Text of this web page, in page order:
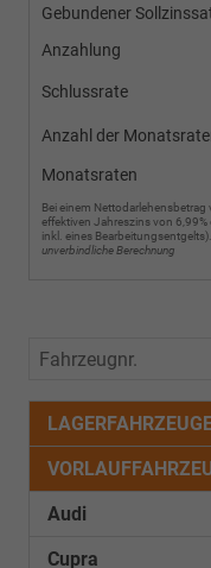
Gebundener
Anzahlung
Schlussrate
Anzahl der
Monatsraten
Bei einem Nettodarlehensbetrag
effektiven Jahreszins von
inkl. eines Bearbeitungsentgelts).
unverbindliche Berechnung
Fahrzeugnr.
Audi
Cupra